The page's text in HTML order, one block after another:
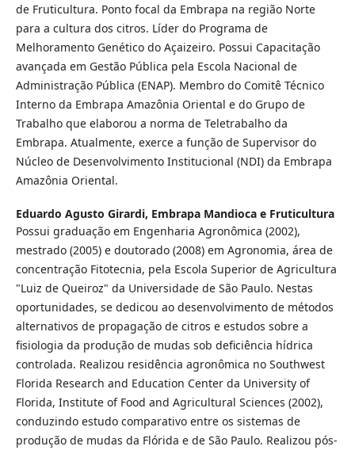
de Fruticultura. Ponto focal da Embrapa na região Norte
para a cultura dos citros. Líder do Programa de
Melhoramento Genético do Açaizeiro. Possui Capacitação
avançada em Gestão Pública pela Escola Nacional de
Administração Pública (ENAP). Membro do Comitê Técnico
Interno da Embrapa Amazônia Oriental e do Grupo de
Trabalho que elaborou a norma de Teletrabalho da
Embrapa. Atualmente, exerce a função de Supervisor do
Núcleo de Desenvolvimento Institucional (NDI) da Embrapa
Amazônia Oriental.
Eduardo Agusto Girardi, Embrapa Mandioca e Fruticultura
Possui graduação em Engenharia Agronômica (2002),
mestrado (2005) e doutorado (2008) em Agronomia, área de
concentração Fitotecnia, pela Escola Superior de Agricultura
"Luiz de Queiroz" da Universidade de São Paulo. Nestas
oportunidades, se dedicou ao desenvolvimento de métodos
alternativos de propagação de citros e estudos sobre a
fisiologia da produção de mudas sob deficiência hídrica
controlada. Realizou residência agronômica no Southwest
Florida Research and Education Center da University of
Florida, Institute of Food and Agricultural Sciences (2002),
conduzindo estudo comparativo entre os sistemas de
produção de mudas da Flórida e de São Paulo. Realizou pós-